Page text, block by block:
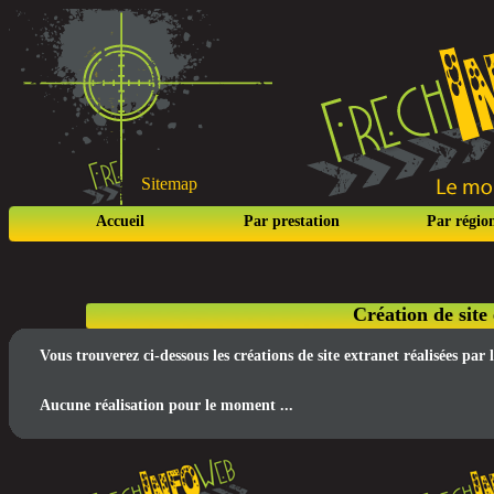
Sitemap
Accueil Par prestation Par
Création de
Vous trouverez ci-dessous les créations de site extranet réalisées
Aucune réalisation pour le moment ...